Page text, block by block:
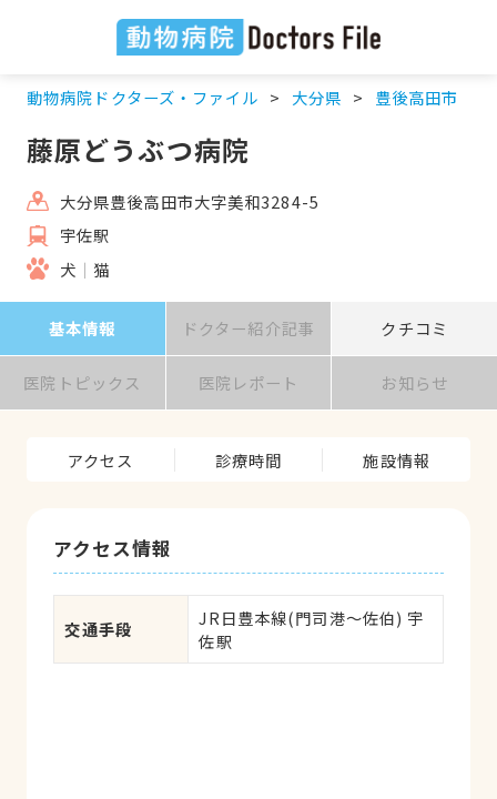
動物病院ドクターズ・ファイル 大分県 豊後高田市
藤原どうぶつ病院
大分県豊後高田市大字美和3284-5
宇佐駅
犬
猫
基本情報 ドクター紹介記事 クチコミ
医院トピックス 医院レポート お知らせ
アクセス 診療時間 施設情報
アクセス情報
交通手段
JR日豊本線(門司港～佐伯) 宇
佐駅